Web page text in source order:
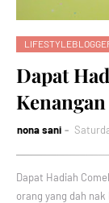
Dapat
Kenangan
nona sani
Dapat Hadiah
orang yang dah